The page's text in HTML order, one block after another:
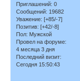
Приглашений: 0
Сообщений: 19682
Уважение: [+85/-7]
Позитив: [+42/-8]
Пол: Мужской
Провел на форуме:
4 месяца 3 дня
Последний визит:
Сегодня 15:50:43